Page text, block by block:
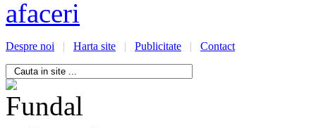
Despre noi | Harta site | Publicitate | Contact
oportunitati-